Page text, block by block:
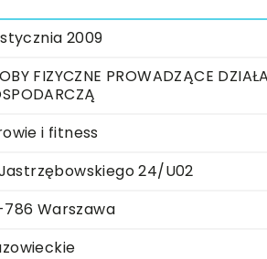
2009
FIZYCZNE PROWADZĄCE
i fitness
24/U02
Warszawa